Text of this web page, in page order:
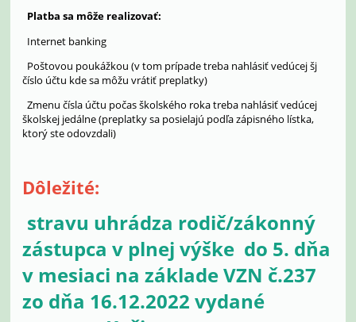
Platba sa môže realizovať:
Internet banking
Poštovou poukážkou (v tom prípade treba nahlásiť vedúcej šj
číslo účtu kde sa môžu vrátiť preplatky)
Zmenu čísla účtu počas školského roka treba nahlásiť vedúcej
školskej jedálne (preplatky sa posielajú podľa zápisného lístka,
ktorý ste odovzdali)
Dôležité:
stravu uhrádza rodič/zákonný
zástupca v plnej výške do 5. dňa
v mesiaci na základe VZN č.237
zo dňa 16.12.2022 vydané